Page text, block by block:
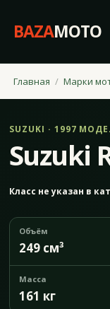
BAZAMOTO
Главная Марки
SUZUKI · 1997
Suzuki
Класс не указан в
Объём
249 см³
Масса
161 кг